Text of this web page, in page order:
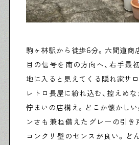
駒ヶ林駅から徒歩6分。六間道商
目の信号を南の方向へ、右手最
地に入ると見えてくる隠れ家サロ
レトロ長屋に紛れ込む、控えめ
佇まいの店構え。どこか懐かし
ンさも兼ね備えたグレーの引き
コンクリ壁のセンスが良い。ど